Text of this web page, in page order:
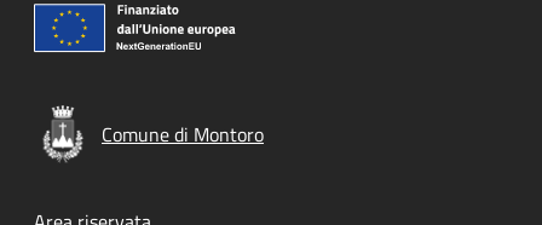
Comune di Montoro